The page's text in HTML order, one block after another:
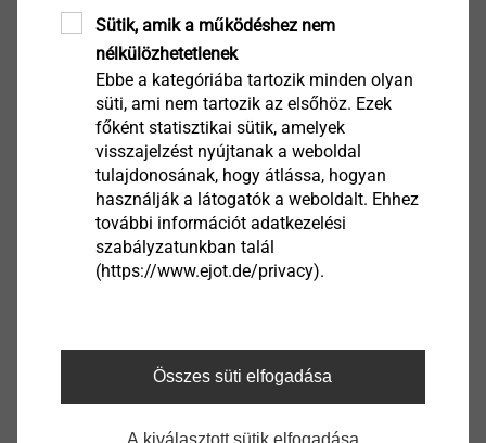
Product data sheet.pdf 169 KB
ETA-07/0013.pdf 3 MB
EPD Flat roof fastening systems.pdf
FM Approval.pdf 157 KB
Német
HTV 82/40 F tányéralátét
Sütik, amik a működéshez nem
nélkülözhetetlenek
Ebbe a kategóriába tartozik minden olyan
süti, ami nem tartozik az elsőhöz. Ezek
főként statisztikai sütik, amelyek
visszajelzést nyújtanak a weboldal
tulajdonosának, hogy átlássa, hogyan
használják a látogatók a weboldalt. Ehhez
további információt adatkezelési
szabályzatunkban talál
(https://www.ejot.de/privacy).
Összes süti elfogadása
A kiválasztott sütik elfogadása